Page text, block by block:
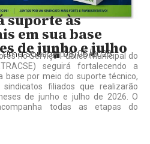
suporte às
em sua base
de junho e julho
Sousa 08/06/2026
no Serviço Público Municipal do
seguirá fortalecendo a
base por meio do suporte técnico,
filiados que realizarão
de junho e julho de 2026. O
todas as etapas do